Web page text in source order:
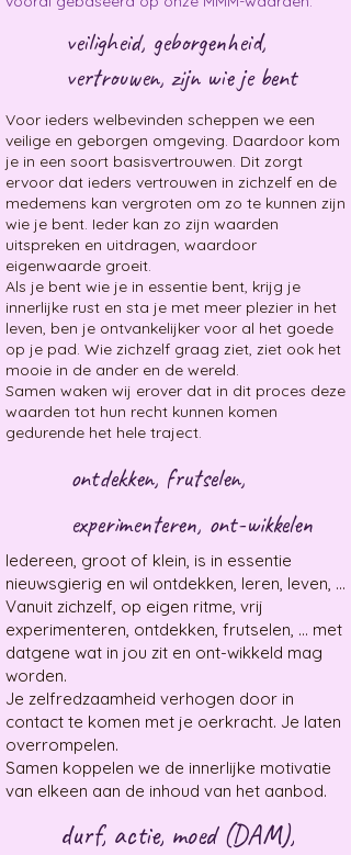
veiligheid, geborgenheid,
vertrouwen, zijn wie je bent
Voor ieders welbevinden scheppen we een
veilige en geborgen omgeving. ​Daardoor kom
je in een soort basisvertrouwen. Dit zorgt
ervoor dat ieders ​vertrouwen in zichzelf en de
medemens kan vergroten om zo te kunnen ​zijn
wie je bent. Ieder kan zo zijn waarden
uitspreken en uitdragen, waardoor
eigenwaarde groeit.
Als je bent wie je in essentie bent, krijg je
innerlijke rust en sta je met meer plezier in ​het
leven, ben je ontvankelijker voor al het goede
op je pad. Wie zichzelf graag ziet, ziet ook het
mooie in de ander en de wereld.
​Samen waken wij erover dat in dit proces deze
waarden tot hun recht kunnen komen
gedurende het hele traject.
ontdekken, frutselen,
experimenteren, ont-wikkelen
Iedereen, groot of klein, is in essentie
nieuwsgierig en wil ontdekken, leren, leven, ... ​
​Vanuit zichzelf, op eigen ritme, vrij
experimenteren, ontdekken, ​frutselen, ... met
datgene wat in jou zit en ont-wikkeld mag
worden.
​Je zelfredzaamheid verhogen door in
contact te komen met je oerkracht. Je laten
overrompelen.
​Samen koppelen we de innerlijke motivatie
van elkeen aan de inhoud van het aanbod.
durf, actie, moed (DAM), ​